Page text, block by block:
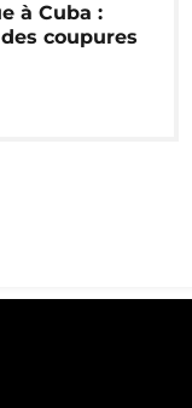
à Cuba :
coupures